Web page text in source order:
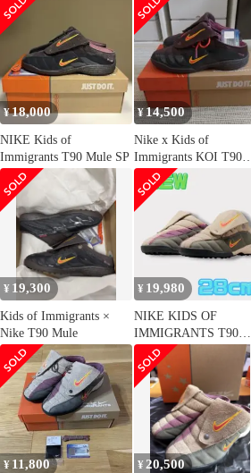
¥18,000
NIKE Kids of
Immigrants T90 Mule SP
¥14,500
Nike x Kids of
Immigrants KOI T90
Mule
¥ 19,300
Kids of Immigrants ×
Nike T90 Mule
¥ 19,980
NIKE KIDS OF
IMMIGRANTS T90
MULE KOI ナイキ
¥ 11,800 ¥ 20,500